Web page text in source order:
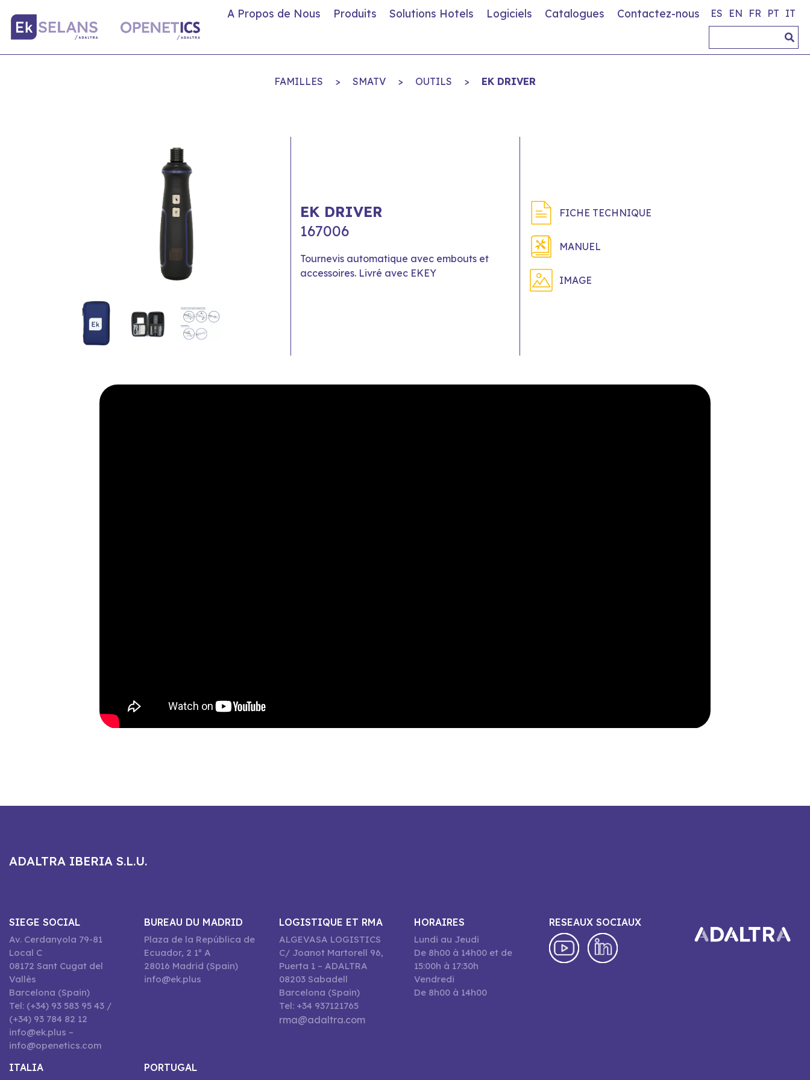
A Propos de Nous Produits Solutions Hotels Logiciels Catalogues Contactez-nous ES EN FR PT IT
FAMILLES > SMATV > OUTILS > EK DRIVER
EK DRIVER
167006
Tournevis automatique avec embouts et
accessoires. Livré avec EKEY
FICHE TECHNIQUE
MANUEL
IMAGE
ADALTRA IBERIA S.L.U.
SIEGE SOCIAL
Av. Cerdanyola 79-81
Local C
08172 Sant Cugat del
Vallès
Barcelona (Spain)
Tel: (+34) 93 583 95 43 /
(+34) 93 784 82 12
info@ek.plus –
info@openetics.com
BUREAU DU MADRID
Plaza de la República de
Ecuador, 2 1º A
28016 Madrid (Spain)
info@ek.plus
LOGISTIQUE ET RMA
ALGEVASA LOGISTICS
C/ Joanot Martorell 96,
Puerta 1 – ADALTRA
08203 Sabadell
Barcelona (Spain)
Tel: +34 937121765
rma@adaltra.com
HORAIRES
Lundi au Jeudi
De 8h00 à 14h00 et de
15:00h à 17:30h
Vendredi
De 8h00 à 14h00
RESEAUX SOCIAUX
ITALIA PORTUGAL